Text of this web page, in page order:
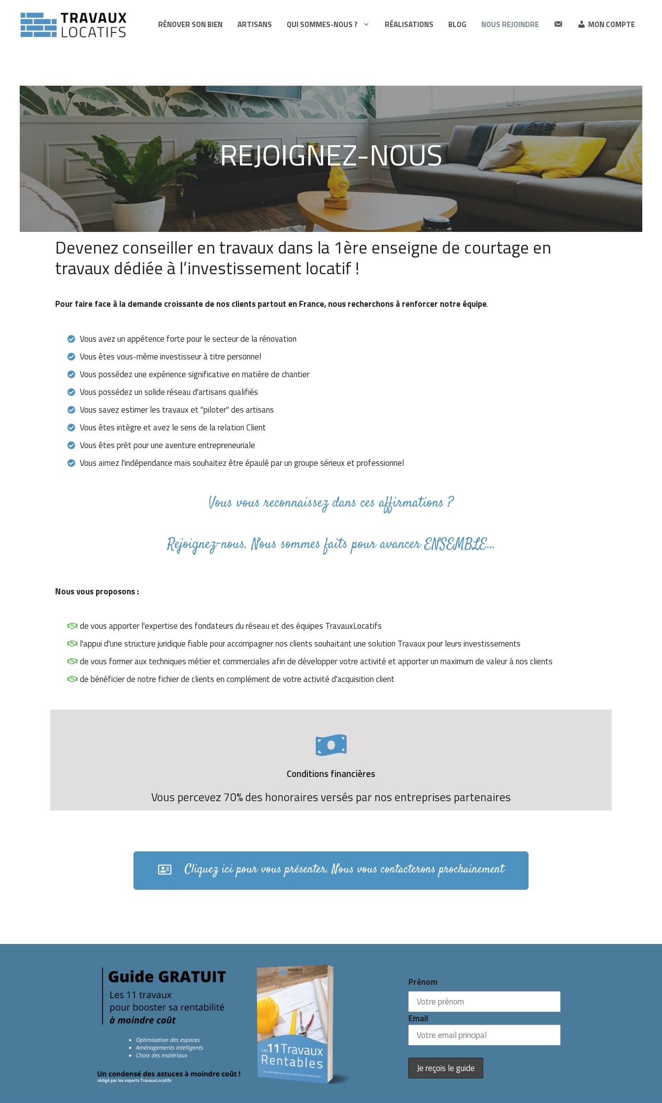
RÉNOVER SON BIEN ARTISANS QUI SOMMES-NOUS ? RÉALISATIONS BLOG NOUS REJOINDRE ContactMON COMPTE
REJOIGNEZ-NOUS
Devenez conseiller en travaux dans la 1ère enseigne de courtage en
travaux dédiée à l’investissement locatif !
Pour faire face à la demande croissante de nos clients partout en France, nous recherchons à renforcer notre équipe.
Vous avez un appétence forte pour le secteur de la rénovation
Vous êtes vous-même investisseur à titre personnel
Vous possédez une expérience significative en matière de chantier
Vous possédez un solide réseau d'artisans qualifiés
Vous savez estimer les travaux et "piloter" des artisans
Vous êtes intègre et avez le sens de la relation Client
Vous êtes prêt pour une aventure entrepreneuriale
Vous aimez l'indépendance mais souhaitez être épaulé par un groupe sérieux et professionnel
Vous vous reconnaissez dans ces affirmations ?
Rejoignez-nous. Nous sommes faits pour avancer ENSEMBLE…
Nous vous proposons :
de vous apporter l'expertise des fondateurs du réseau et des équipes TravauxLocatifs
l'appui d'une structure juridique fiable pour accompagner nos clients souhaitant une solution Travaux pour leurs investissements
de vous former aux techniques métier et commerciales afin de développer votre activité et apporter un maximum de valeur à nos clients
de bénéficier de notre fichier de clients en complément de votre activité d'acquisition client
Conditions financières
Vous percevez 70% des honoraires versés par nos entreprises partenaires
Cliquez ici pour vous présenter. Nous vous contacterons prochainement
Prénom
Email